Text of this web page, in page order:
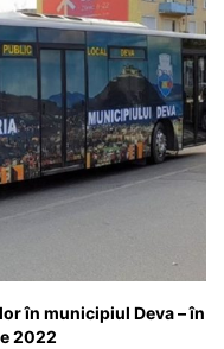
în municipiul Deva – în
2022